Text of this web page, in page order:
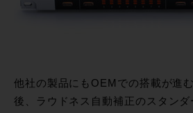
他社の製品にもOEMでの搭載が進
後、ラウドネス自動補正のスタン